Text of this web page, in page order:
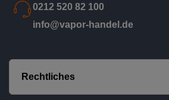
0212 520 82 100
info@vapor-handel.de
Rechtliches